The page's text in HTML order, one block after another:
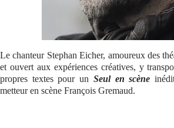
Le chanteur Stephan Eicher, amoureux des
et ouvert aux expériences créatives, y
propres textes pour un Seul en scène
metteur en scène François Gremaud.